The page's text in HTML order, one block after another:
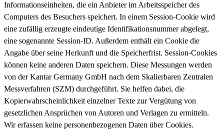
Informationseinheiten, die ein Anbieter im Arbeitsspeicher des
Computers des Besuchers speichert. In einem Session-Cookie wird
eine zufällig erzeugte eindeutige Identifikationsnummer abgelegt,
eine sogenannte Session-ID. Außerdem enthält ein Cookie die
Angabe über seine Herkunft und die Speicherfrist. Session-Cookies
können keine anderen Daten speichern. Diese Messungen werden
von der Kantar Germany GmbH nach dem Skalierbaren Zentralen
Messverfahren (SZM) durchgeführt. Sie helfen dabei, die
Kopierwahrscheinlichkeit einzelner Texte zur Vergütung von
gesetzlichen Ansprüchen von Autoren und Verlagen zu ermitteln.
Wir erfassen keine personenbezogenen Daten über Cookies.